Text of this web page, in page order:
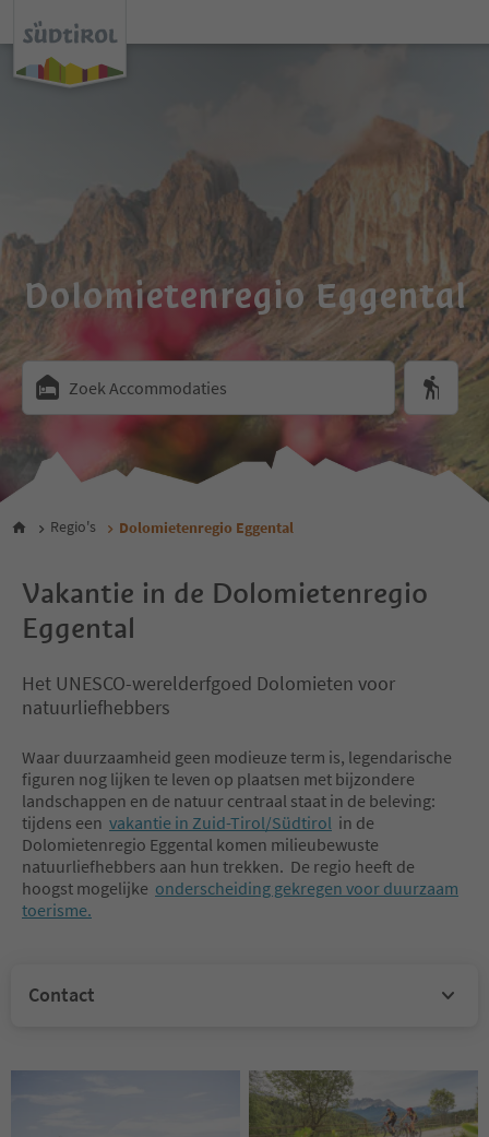
Dolomietenregio Eggental
Zoek Accommodaties
Regio's Dolomietenregio Eggental
Vakantie in de Dolomietenregio
Eggental
Het UNESCO-werelderfgoed Dolomieten voor
natuurliefhebbers
Waar duurzaamheid geen modieuze term is, legendarische
figuren nog lijken te leven op plaatsen met bijzondere
landschappen en de natuur centraal staat in de beleving:
tijdens een vakantie in Zuid-Tirol/Südtirol in de
Dolomietenregio Eggental komen milieubewuste
natuurliefhebbers aan hun trekken. De regio heeft de
hoogst mogelijke onderscheiding gekregen voor duurzaam
toerisme.
Contact